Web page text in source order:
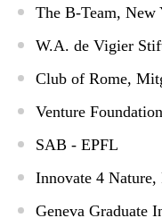
The B-Team,
W.A. de Vigier
Club of Rome,
Venture
SAB - EPFL
Innovate 4 Nature,
Geneva Graduate